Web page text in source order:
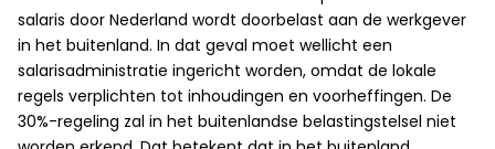
salaris door Nederland wordt doorbelast aan de werkgever
in het buitenland. In dat geval moet wellicht een
salarisadministratie ingericht worden, omdat de lokale
regels verplichten tot inhoudingen en voorheffingen. De
30%-regeling zal in het buitenlandse belastingstelsel niet